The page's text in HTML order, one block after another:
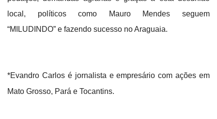
local, políticos como Mauro Mendes seguem
“MILUDINDO” e fazendo sucesso no Araguaia.
*Evandro Carlos é jornalista e empresário com ações em
Mato Grosso, Pará e Tocantins.